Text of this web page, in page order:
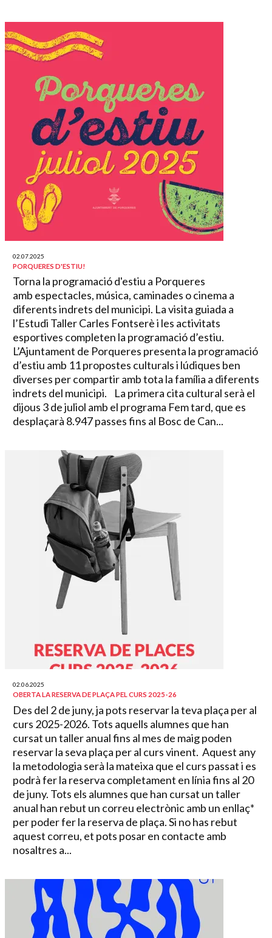
02.07.2025
PORQUERES D'ESTIU!
Torna la programació d'estiu a Porqueres
amb espectacles, música, caminades o cinema a
diferents indrets del municipi. La visita guiada a
l’Estudi Taller Carles Fontserè i les activitats
esportives completen la programació d’estiu.
L’Ajuntament de Porqueres presenta la programació
d’estiu amb 11 propostes culturals i lúdiques ben
diverses per compartir amb tota la família a diferents
indrets del municipi. La primera cita cultural serà el
dijous 3 de juliol amb el programa Fem tard, que es
desplaçarà 8.947 passes fins al Bosc de Can...
02.06.2025
OBERTA LA RESERVA DE PLAÇA PEL CURS 2025-26
Des del 2 de juny, ja pots reservar la teva plaça per al
curs 2025-2026. Tots aquells alumnes que han
cursat un taller anual fins al mes de maig poden
reservar la seva plaça per al curs vinent. Aquest any
la metodologia serà la mateixa que el curs passat i es
podrà fer la reserva completament en línia fins al 20
de juny. Tots els alumnes que han cursat un taller
anual han rebut un correu electrònic amb un enllaç*
per poder fer la reserva de plaça. Si no has rebut
aquest correu, et pots posar en contacte amb
nosaltres a...